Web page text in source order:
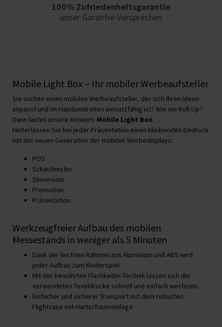
100% Zufriedenheits­garantie
unser Garantie-Versprechen
Mobile Light Box – Ihr mobiler Werbeaufsteller
Sie suchen einen mobilen Werbeaufsteller, der sich Ihren Ideen
anpasst und im Handumdrehen einsatzfähig ist? Wie ein Roll-Up?
Dann lautet unsere Antwort: Mobile Light Box.
Hinterlassen Sie bei jeder Präsentation einen bleibenden Eindruck
mit der neuen Generation der mobilen Werbedisplays:
POS
Schaufenster
Showroom
Promotion
Präsentation
Werkzeugfreier Aufbau des mobilen
Messestands in weniger als 5 Minuten
Dank der leichten Rahmen aus Aluminium und ABS wird
jeder Aufbau zum Kinderspiel.
Mit der bewährten Flachkeder-Technik lassen sich die
verwendeten Textildrucke schnell und einfach wechseln.
Einfacher und sicherer Transport mit dem robusten
Flightcase mit Hartschaumeinlage.